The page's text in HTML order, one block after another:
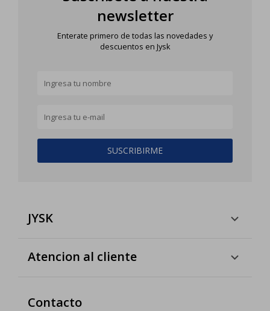
newsletter
Enterate primero de todas las novedades y
descuentos en Jysk
SUSCRIBIRME
JYSK
Atencion al cliente
Contacto